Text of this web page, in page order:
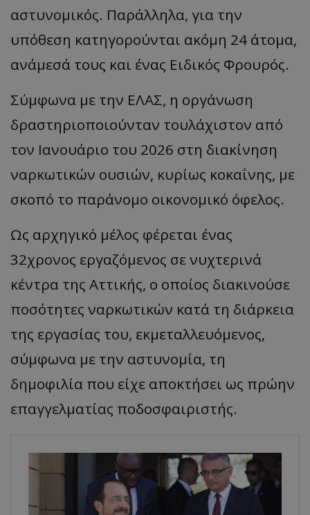
αστυνομικός. Παράλληλα, για την
υπόθεση κατηγορούνται ακόμη 24 άτομα,
ανάμεσά τους και ένας Ειδικός Φρουρός.
Σύμφωνα με την ΕΛΑΣ, η οργάνωση
δραστηριοποιούνταν τουλάχιστον από
τον Ιανουάριο του 2026 στη διακίνηση
ναρκωτικών ουσιών, κυρίως κοκαΐνης, με
σκοπό το παράνομο οικονομικό όφελος.
Ως αρχηγικό μέλος φέρεται ένας
32χρονος εργαζόμενος σε νυχτερινά
κέντρα της Αττικής, ο οποίος διακινούσε
ποσότητες ναρκωτικών κατά τη διάρκεια
της εργασίας του, εκμεταλλευόμενος,
σύμφωνα με την αστυνομία, τη
δημοφιλία που είχε αποκτήσει ως πρώην
επαγγελματίας ποδοσφαιριστής.